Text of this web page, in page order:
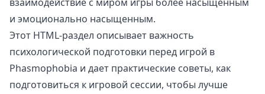
и эмоционально насыщенным.
Этот HTML-раздел описывает важность
психологической подготовки перед игрой в
Phasmophobia и дает практические советы, как
подготовиться к игровой сессии, чтобы лучше